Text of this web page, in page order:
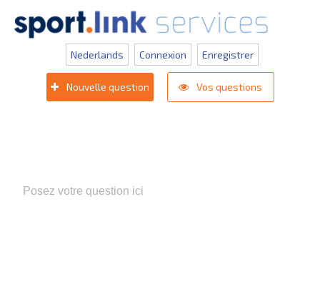
Nederlands Connexion Enregistrer
Nouvelle question Vos questions